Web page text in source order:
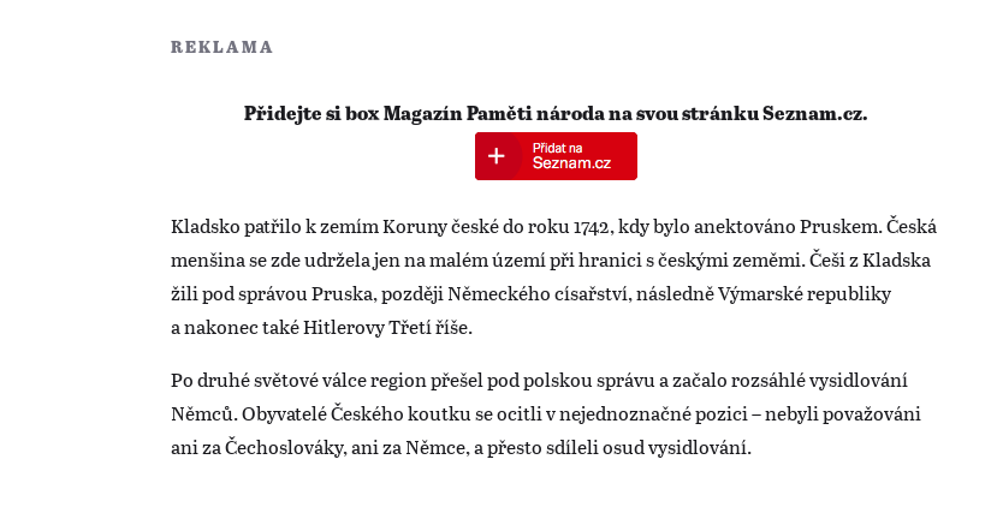
REKLAMA
Přidejte si box Magazín Paměti národa na svou stránku Seznam.cz.
Kladsko patřilo k zemím Koruny české do roku 1742, kdy bylo anektováno Pruskem. Česká
menšina se zde udržela jen na malém území při hranici s českými zeměmi. Češi z Kladska
žili pod správou Pruska, později Německého císařství, následně Výmarské republiky
a nakonec také Hitlerovy Třetí říše.
Po druhé světové válce region přešel pod polskou správu a začalo rozsáhlé vysidlování
Němců. Obyvatelé Českého koutku se ocitli v nejednoznačné pozici – nebyli považováni
ani za Čechoslováky, ani za Němce, a přesto sdíleli osud vysidlování.